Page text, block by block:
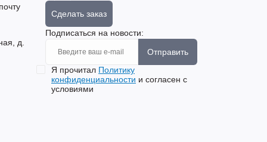
д.
Сделать заказ
Подписаться на новости:
Отправить
Я прочитал Политику
конфиденциальности и согласен с
условиями